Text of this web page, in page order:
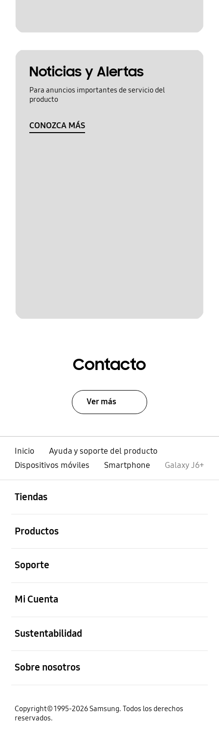
Noticias y Alertas
Para anuncios importantes de servicio del
producto
CONOZCA MÁS
Contacto
Ver más
Inicio
Ayuda y soporte del producto
Dispositivos móviles
Smartphone Galaxy J6+
Tiendas
Productos
Soporte
Mi Cuenta
Sustentabilidad
Sobre nosotros
Copyright© 1995-2026 Samsung. Todos los derechos
reservados.